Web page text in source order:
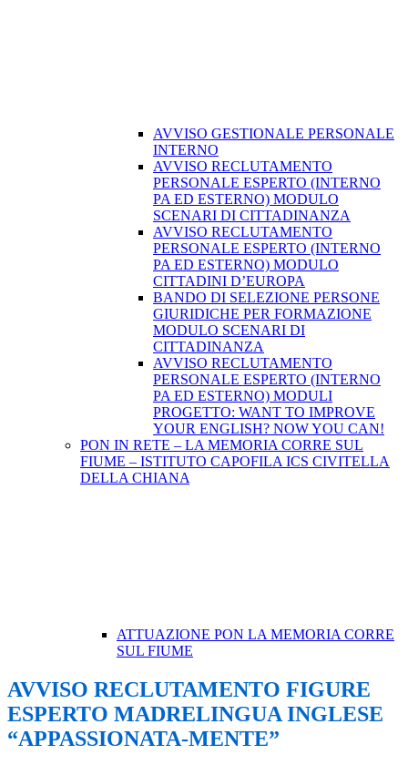
AVVISO GESTIONALE PERSONALE
INTERNO
AVVISO RECLUTAMENTO
PERSONALE ESPERTO (INTERNO
PA ED ESTERNO) MODULO
SCENARI DI CITTADINANZA
AVVISO RECLUTAMENTO
PERSONALE ESPERTO (INTERNO
PA ED ESTERNO) MODULO
CITTADINI D’EUROPA
BANDO DI SELEZIONE PERSONE
GIURIDICHE PER FORMAZIONE
MODULO SCENARI DI
CITTADINANZA
AVVISO RECLUTAMENTO
PERSONALE ESPERTO (INTERNO
PA ED ESTERNO) MODULI
PROGETTO: WANT TO IMPROVE
YOUR ENGLISH? NOW YOU CAN!
PON IN RETE – LA MEMORIA CORRE SUL
FIUME – ISTITUTO CAPOFILA ICS CIVITELLA
DELLA CHIANA
ATTUAZIONE PON LA MEMORIA CORRE
SUL FIUME
AVVISO RECLUTAMENTO FIGURE
ESPERTO MADRELINGUA INGLESE
“APPASSIONATA-MENTE”